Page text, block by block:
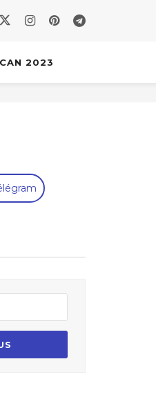
CAN 2023